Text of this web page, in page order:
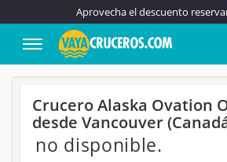
Aprovecha el descuento
Crucero Alaska Ovation
desde Vancouver
no disponible.